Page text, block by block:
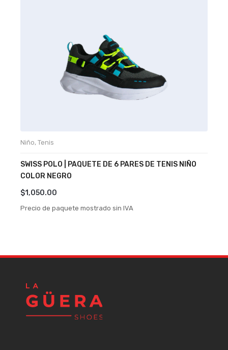
Niño, Tenis
SWISS POLO | PAQUETE DE 6 PARES DE TENIS NIÑO
COLOR NEGRO
$1,050.00
Precio de paquete mostrado sin IVA